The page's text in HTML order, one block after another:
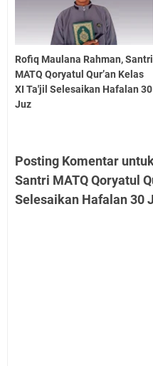
Rofiq Maulana Rahman, Santri
MATQ Qoryatul Qur’an Kelas
XI Ta'jil Selesaikan Hafalan 30
Juz
Posting Komentar
Santri MATQ Qoryatul
Selesaikan Hafalan 30